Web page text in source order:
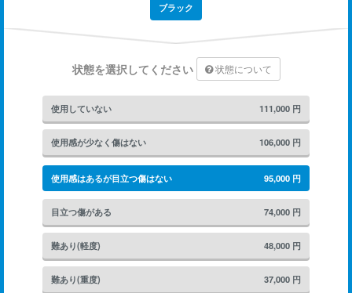
ブラック
状態を選択してください 状態について
使用していない 111,000 円
使用感が少なく傷はない 106,000 円
使用感はあるが目立つ傷はない 95,000 円
目立つ傷がある 74,000 円
難あり(軽度) 48,000 円
難あり(重度) 37,000 円